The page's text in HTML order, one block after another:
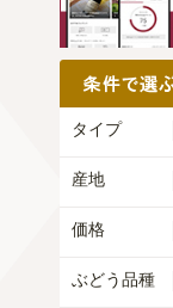
タイプ
産地
価格
ぶどう品種